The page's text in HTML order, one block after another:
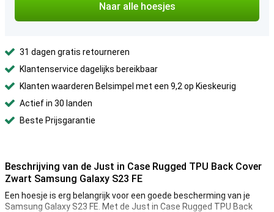
Naar alle hoesjes
31 dagen gratis retourneren
Klantenservice dagelijks bereikbaar
Klanten waarderen Belsimpel met een 9,2 op Kieskeurig
Actief in 30 landen
Beste Prijsgarantie
Beschrijving van de Just in Case Rugged TPU Back Cover
Zwart Samsung Galaxy S23 FE
Een hoesje is erg belangrijk voor een goede bescherming van je
Samsung Galaxy S23 FE. Met de Just in Case Rugged TPU Back